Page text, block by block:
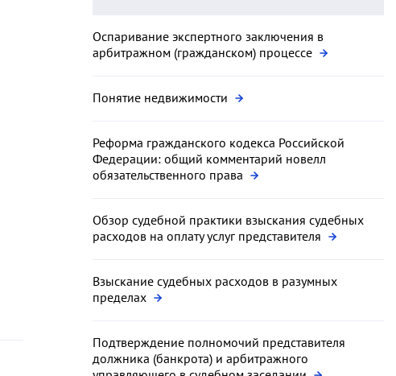
Оспаривание экспертного заключения в
арбитражном (гражданском) процессе
Понятие недвижимости
Реформа гражданского кодекса Российской
Федерации: общий комментарий новелл
обязательственного права
Обзор судебной практики взыскания судебных
расходов на оплату услуг представителя
Взыскание судебных расходов в разумных
пределах
Подтверждение полномочий представителя
должника (банкрота) и арбитражного